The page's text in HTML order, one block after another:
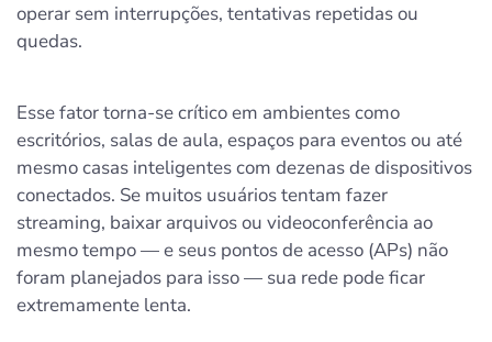
operar sem interrupções, tentativas repetidas ou
quedas.
Esse fator torna-se crítico em ambientes como
escritórios, salas de aula, espaços para eventos ou até
mesmo casas inteligentes com dezenas de dispositivos
conectados. Se muitos usuários tentam fazer
streaming, baixar arquivos ou videoconferência ao
mesmo tempo — e seus pontos de acesso (APs) não
foram planejados para isso — sua rede pode ficar
extremamente lenta.